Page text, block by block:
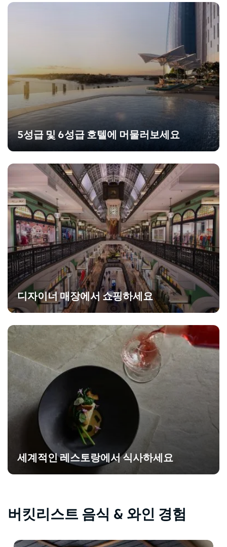
5성급 및 6성급 호텔에 머물러보세요
디자이너 매장에서 쇼핑하세요
세계적인 레스토랑에서 식사하세요
버킷리스트 음식 & 와인 경험